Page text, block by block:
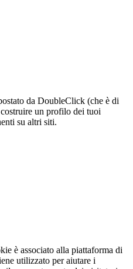
da DoubleClick (che è di
un profilo dei tuoi
su altri siti.
è associato alla piattaforma di
utilizzato per aiutare i